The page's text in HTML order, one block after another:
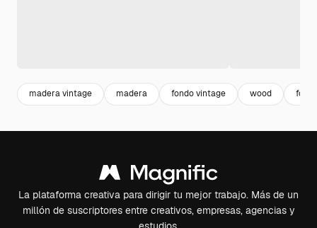
madera vintage madera fondo vintage wood
La plataforma creativa para dirigir tu mejor trabajo. Más de un
millón de suscriptores entre creativos, empresas, agencias y